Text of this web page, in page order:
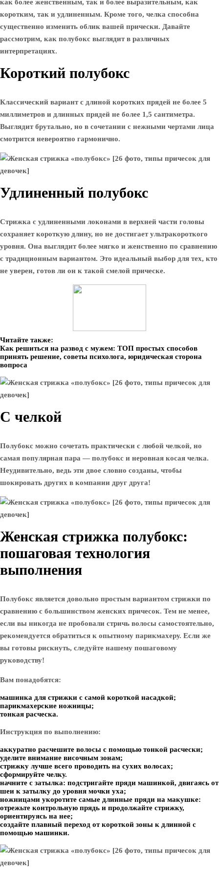
как более женственным, так и более выразительным, как
коротким, так и удлиненным. Кроме того, челка способна
существенно изменить облик вашей прически. Давайте
рассмотрим, как полубокс выглядит в различных
интерпретациях.
Короткий полубокс
Классический вариант с длиной коротких прядей не более 5
миллиметров и длинных прядей не более 1,5 сантиметра.
Выглядит брутально, но в сочетании с нежными чертами лица
смотрится невероятно гармонично.
Удлиненный полубокс
Стрижка с удлиненными локонами в верхней части головы
сохраняет короткую длину, но не достигает ультракороткого
уровня. Она выглядит более мягко и женственно по сравнению
с традиционным вариантом. Это идеальный выбор для тех, кто
не уверен, готов ли он к такой смелой прическе.
Читайте также:
Как решиться на развод с мужем: ТОП простых способов
принять решение, советы психолога, юридическая сторона
вопроса
С челкой
Полубокс можно сочетать практически с любой челкой, но
самая популярная пара — полубокс и неровная косая челка.
Неудивительно, ведь эти двое словно созданы, чтобы
шокировать других в компании друг друга!
Женская стрижка полубокс:
пошаговая технология
выполнения
Полубокс является довольно простым вариантом стрижки по
сравнению с большинством женских причесок. Тем не менее,
если вы никогда не пробовали стричь волосы самостоятельно,
рекомендуется обратиться к опытному парикмахеру. Если же
вы готовы рискнуть, следуйте нашему пошаговому
руководству!
Вам понадобятся:
машинка для стрижки с самой короткой насадкой;
парикмахерские ножницы;
тонкая расческа.
Инструкция по выполнению:
аккуратно расчешите волосы с помощью тонкой расчески;
уделите внимание височным зонам;
стрижку лучше всего проводить на сухих волосах;
сформируйте челку.
начните с затылка: подстригайте пряди машинкой, двигаясь от
шеи к затылку до уровня мочки уха;
ножницами укоротите самые длинные пряди на макушке:
отрежьте контрольную прядь и продолжайте стрижку,
ориентируясь на нее;
создайте плавный переход от короткой зоны к длинной с
помощью машинки.